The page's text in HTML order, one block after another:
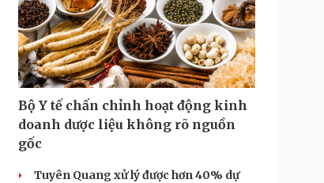
Bộ Y tế chấn chỉnh hoạt động kinh
doanh dược liệu không rõ nguồn
gốc
Tuyên Quang xử lý được hơn 40% dự